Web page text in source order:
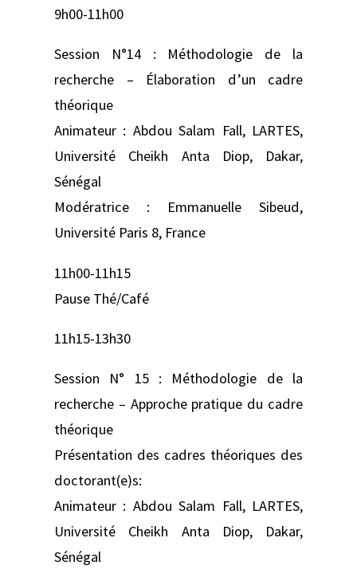
9h00-11h00
Session N°14 : Méthodologie de la
recherche – Élaboration d’un cadre
théorique
Animateur : Abdou Salam Fall, LARTES,
Université Cheikh Anta Diop, Dakar,
Sénégal
Modératrice : Emmanuelle Sibeud,
Université Paris 8, France
11h00-11h15
Pause Thé/Café
11h15-13h30
Session N° 15 : Méthodologie de la
recherche – Approche pratique du cadre
théorique
Présentation des cadres théoriques des
doctorant(e)s:
Animateur : Abdou Salam Fall, LARTES,
Université Cheikh Anta Diop, Dakar,
Sénégal